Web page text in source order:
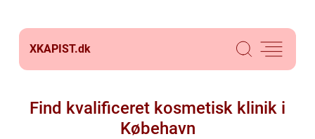
XKAPIST.dk
Find kvalificeret kosmetisk klinik i
Købehavn